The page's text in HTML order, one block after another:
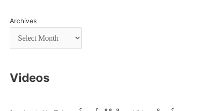
Archives
Videos